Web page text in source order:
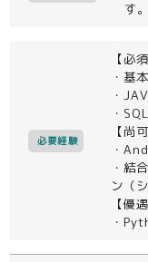
す。
必要経験
【必須
・基
・
・
【尚可
・
・結
ン（
【優
・